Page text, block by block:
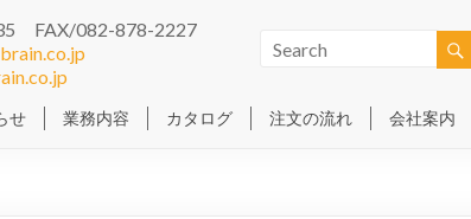
FAX/082-878-2227
せ 業務内容 カタログ 注文の流れ 会社案内